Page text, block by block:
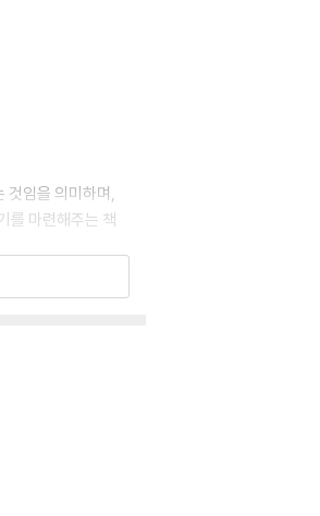
것임을 의미하며,
를 마련해주는 책
내적 변혁을 경
라The Power of
. 왓킨스 리뷰는
신의 책을 오프
는 캐나다 밴쿠